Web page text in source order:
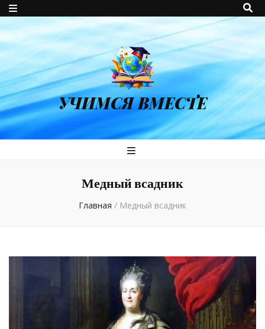
УЧИМСЯ ВМЕСТЕ
Медный всадник
Главная / Медный всадник